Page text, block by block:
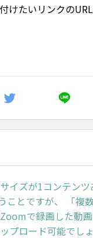
けたいリンクの
イズが1コンテンツ
ことですが、 「複
で録画した動
プロード可能でし